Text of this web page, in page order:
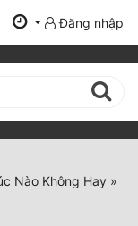
Đăng nhập
Nào Không Hay »